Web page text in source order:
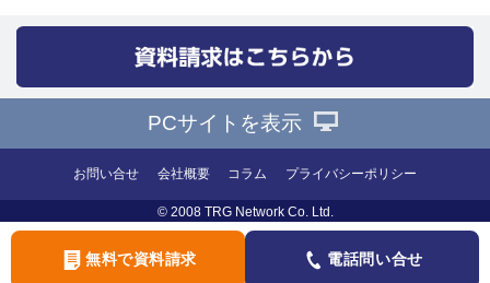
無料で資料請求 電話問い合せ
PCサイトを表示
お問い合せ 会社概要 コラム プライバシーポリシー
© 2008 TRG Network Co. Ltd.